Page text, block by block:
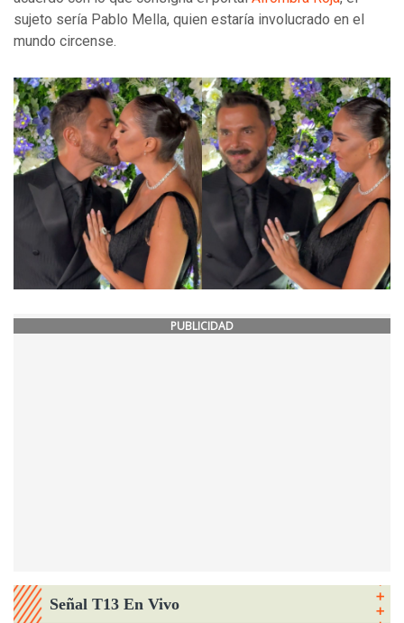
sujeto sería Pablo Mella, quien estaría involucrado en el
mundo circense.
PUBLICIDAD
Señal T13 En Vivo